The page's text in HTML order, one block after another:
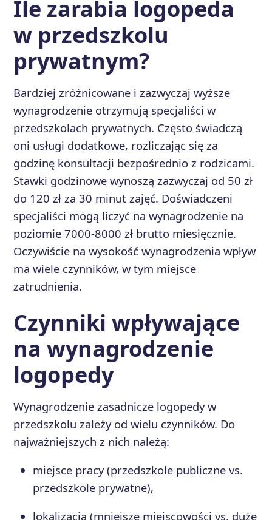
Ile zarabia logopeda
w przedszkolu
prywatnym?
Bardziej zróżnicowane i zazwyczaj wyższe
wynagrodzenie otrzymują specjaliści w
przedszkolach prywatnych. Często świadczą
oni usługi dodatkowe, rozliczając się za
godzinę konsultacji bezpośrednio z rodzicami.
Stawki godzinowe wynoszą zazwyczaj od 50 zł
do 120 zł za 30 minut zajęć. Doświadczeni
specjaliści mogą liczyć na wynagrodzenie na
poziomie 7000-8000 zł brutto miesięcznie.
Oczywiście na wysokość wynagrodzenia wpływ
ma wiele czynników, w tym miejsce
zatrudnienia.
Czynniki wpływające
na wynagrodzenie
logopedy
Wynagrodzenie zasadnicze logopedy w
przedszkolu zależy od wielu czynników. Do
najważniejszych z nich należą:
miejsce pracy (przedszkole publiczne vs.
przedszkole prywatne),
lokalizacja (mniejsze miejscowości vs. duże